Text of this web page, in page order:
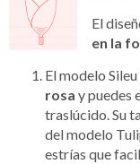
El
en la
El modelo
rosa y puedes
traslúcido. Su
del modelo
estrías que